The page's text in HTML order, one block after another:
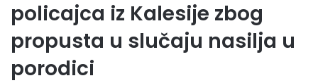
policajca iz Kalesije zbog
propusta u slučaju nasilja u
porodici